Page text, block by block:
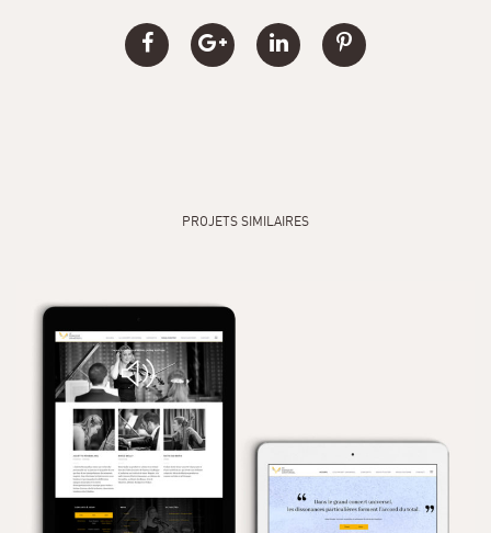
PROJETS SIMILAIRES